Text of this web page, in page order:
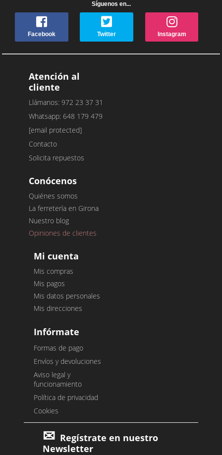
Síguenos en...
Facebook Twitter Instagram
Atención al
cliente
Llámanos: 972 23 37 31
Whatsapp: 648 179 479
[email protected]
Contacto
Solicita repuestos
Conócenos
Quiénes somos
La ferretería en Girona
Nuestro blog
Opiniones de clientes
Mi cuenta
Mis compras
Mis pagos
Mis datos personales
Mis direcciones
Infórmate
Formas de pago
Envíos y devoluciones
Aviso legal y
funcionamiento
Política de privacidad
Cookies
Regístrate en nuestro
Newsletter